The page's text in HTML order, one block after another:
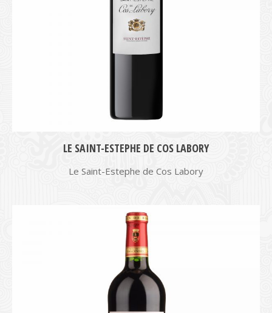
LE SAINT-ESTEPHE DE COS LABORY
Le Saint-Estephe de Cos Labory